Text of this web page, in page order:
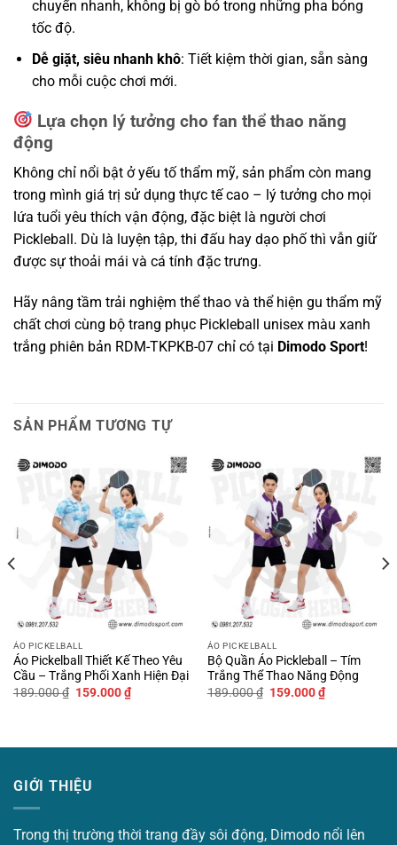
chuyển nhanh, không bị gò bó trong những pha bóng
tốc độ.
Dễ giặt, siêu nhanh khô: Tiết kiệm thời gian, sẵn sàng
cho mỗi cuộc chơi mới.
Lựa chọn lý tưởng cho fan thể thao năng
động
Không chỉ nổi bật ở yếu tố thẩm mỹ, sản phẩm còn mang
trong mình giá trị sử dụng thực tế cao – lý tưởng cho mọi
lứa tuổi yêu thích vận động, đặc biệt là người chơi
Pickleball. Dù là luyện tập, thi đấu hay dạo phố thì vẫn giữ
được sự thoải mái và cá tính đặc trưng.
Hãy nâng tầm trải nghiệm thể thao và thể hiện gu thẩm mỹ
chất chơi cùng bộ trang phục Pickleball unisex màu xanh
trắng phiên bản RDM-TKPKB-07 chỉ có tại Dimodo Sport!
SẢN PHẨM TƯƠNG TỰ
ÁO PICKELBALL
Áo Pickelball Thiết Kế Theo Yêu
Cầu – Trắng Phối Xanh Hiện Đại
189.000₫ Giá
159.000₫Giá
hiện
ÁO PICKELBALL
Bộ Quần Áo Pickleball – Tím
Trắng Thể Thao Năng Động
189.000₫ Giá
159.000₫Giá
hiện
GIỚI THIỆU
Trong thị trường thời trang đầy sôi động, Dimodo nổi lên